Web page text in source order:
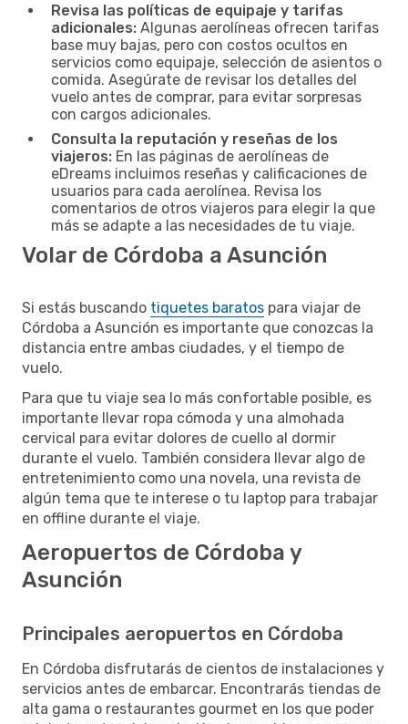
Revisa las políticas de equipaje y tarifas
adicionales: Algunas aerolíneas ofrecen tarifas
base muy bajas, pero con costos ocultos en
servicios como equipaje, selección de asientos o
comida. Asegúrate de revisar los detalles del
vuelo antes de comprar, para evitar sorpresas
con cargos adicionales.
Consulta la reputación y reseñas de los
viajeros: En las páginas de aerolíneas de
eDreams incluimos reseñas y calificaciones de
usuarios para cada aerolínea. Revisa los
comentarios de otros viajeros para elegir la que
más se adapte a las necesidades de tu viaje.
Volar de Córdoba a Asunción
Si estás buscando tiquetes baratos para viajar de
Córdoba a Asunción es importante que conozcas la
distancia entre ambas ciudades, y el tiempo de
vuelo.
Para que tu viaje sea lo más confortable posible, es
importante llevar ropa cómoda y una almohada
cervical para evitar dolores de cuello al dormir
durante el vuelo. También considera llevar algo de
entretenimiento como una novela, una revista de
algún tema que te interese o tu laptop para trabajar
en offline durante el viaje.
Aeropuertos de Córdoba y
Asunción
Principales aeropuertos en Córdoba
En Córdoba disfrutarás de cientos de instalaciones y
servicios antes de embarcar. Encontrarás tiendas de
alta gama o restaurantes gourmet en los que poder